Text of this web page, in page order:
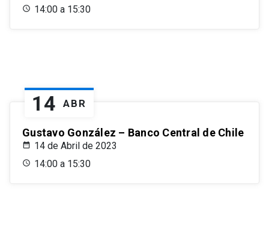
14:00 a 15:30
14 ABR
Gustavo González – Banco Central de Chile
14 de Abril de 2023
14:00 a 15:30